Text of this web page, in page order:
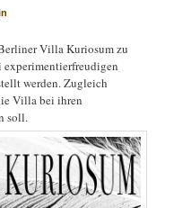
Villa Kuriosum zu
experimentierfreudigen
werden. Zugleich
Villa bei ihren
soll.